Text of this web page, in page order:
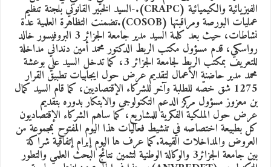
الفيزيائية والكيميائية (CRAPC).-السيد الخبير القانوني بلجنة تنظيم
عمليات البورصة ومراقبتها (COSOB).تضمنت التظاهرة العلمية عدة
نشاطات، حيث بعد كلمة السيد مدير جامعة الجزائر 3 البروفيسور خالد
رواسكي، قدم مسؤول مكتب الربط الدكتور محمد أمين دنداني مداخلة
للتعريف بمكتب الربط لجامعة الجزائر 3، كما تدخل السيد علي بوعشة
محمد مدير حاضنة الأعمال لتقديم عرض حول ايجابيات تطبيق القرار
1275 شق خصّه للطلبة وآخر للشركاء الإقتصاديين، كما قام السيد كمال
بن معزوز مسؤول مركز الدعم التكنولوجي والابتكار بدوره بتقديم
عرض حول الملكية الفكرية للمشاريع، كما ساهم الشركاء الإقتصاديون
كل بطبيعة اختصاصه في تنشيط فعاليات هذا اليوم المفتوح بمجموعة من
العروض والمداخلات القيمة.كما عرف ها اليوم إبرام إتفاقية شراكة
بين جامعة الجزائر3 والوكالة الوطنية لتثمين نتائج البحث العلمي والتطور